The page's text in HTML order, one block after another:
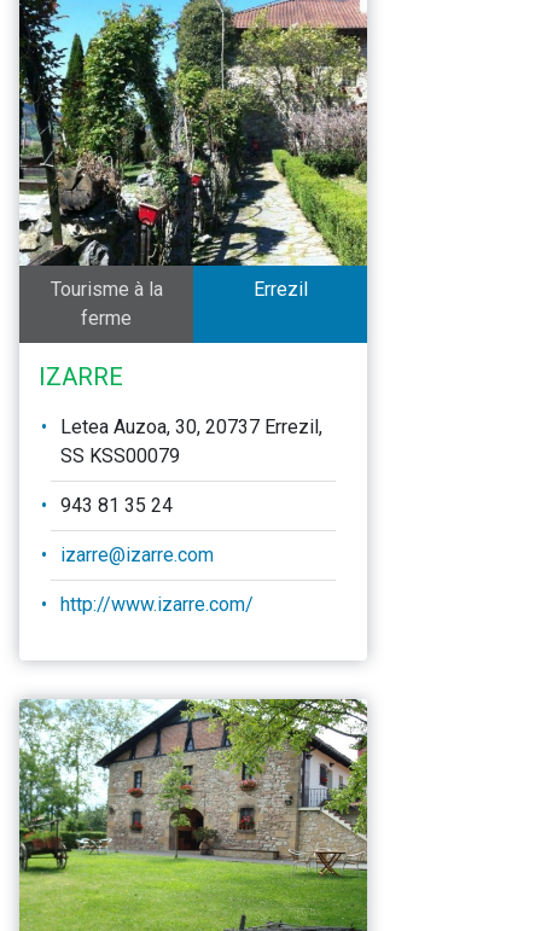
Tourisme à la
ferme
Errezil
IZARRE
Letea Auzoa, 30, 20737 Errezil,
SS KSS00079
943 81 35 24
izarre@izarre.com
http://www.izarre.com/